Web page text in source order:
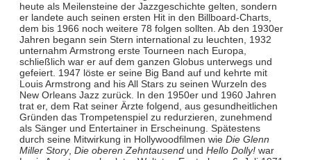
heute als Meilensteine der Jazzgeschichte gelten, sondern
er landete auch seinen ersten Hit in den Billboard-Charts,
dem bis 1966 noch weitere 78 folgen sollten. Ab den 1930er
Jahren begann sein Stern international zu leuchten, 1932
unternahm Armstrong erste Tourneen nach Europa,
schließlich war er auf dem ganzen Globus unterwegs und
gefeiert. 1947 löste er seine Big Band auf und kehrte mit
Louis Armstrong and his All Stars zu seinen Wurzeln des
New Orleans Jazz zurück. In den 1950er und 1960 Jahren
trat er, dem Rat seiner Ärzte folgend, aus gesundheitlichen
Gründen das Trompetenspiel zu redurzieren, zunehmend
als Sänger und Entertainer in Erscheinung. Spätestens
durch seine Mitwirkung in Hollywoodfilmen wie Die Glenn
Miller Story, Die oberen Zehntausendund Hello Dolly! war